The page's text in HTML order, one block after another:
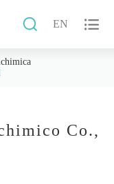
 EN 
Co.,